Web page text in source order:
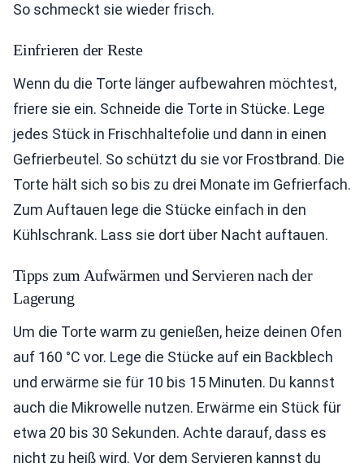
So schmeckt sie wieder frisch.
Einfrieren der Reste
Wenn du die Torte länger aufbewahren möchtest,
friere sie ein. Schneide die Torte in Stücke. Lege
jedes Stück in Frischhaltefolie und dann in einen
Gefrierbeutel. So schützt du sie vor Frostbrand. Die
Torte hält sich so bis zu drei Monate im Gefrierfach.
Zum Auftauen lege die Stücke einfach in den
Kühlschrank. Lass sie dort über Nacht auftauen.
Tipps zum Aufwärmen und Servieren nach der
Lagerung
Um die Torte warm zu genießen, heize deinen Ofen
auf 160 °C vor. Lege die Stücke auf ein Backblech
und erwärme sie für 10 bis 15 Minuten. Du kannst
auch die Mikrowelle nutzen. Erwärme ein Stück für
etwa 20 bis 30 Sekunden. Achte darauf, dass es
nicht zu heiß wird. Vor dem Servieren kannst du